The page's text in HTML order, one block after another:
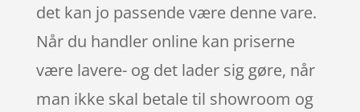
det kan jo passende være denne vare.
Når du handler online kan priserne
være lavere- og det lader sig gøre, når
man ikke skal betale til showroom og